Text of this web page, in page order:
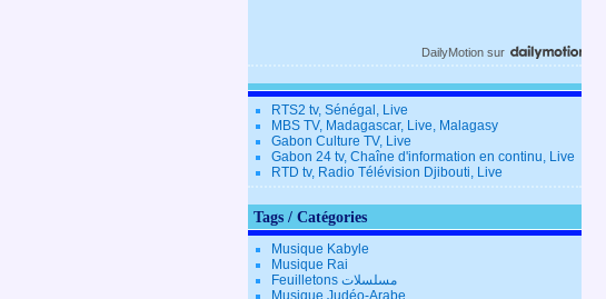
DailyMotion sur
RTS2 tv, Sénégal, Live
MBS TV, Madagascar, Live, Malagasy
Gabon Culture TV, Live
Gabon 24 tv, Chaîne d'information en continu, Live
RTD tv, Radio Télévision Djibouti, Live
Tags / Catégories
Musique Kabyle
Musique Rai
Feuilletons مسلسلات
Musique Judéo-Arabe